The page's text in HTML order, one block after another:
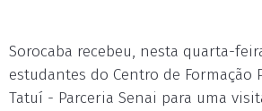
Sorocaba recebeu, nesta quarta-
estudantes do Centro de Formação
Tatuí - Parceria Senai para uma